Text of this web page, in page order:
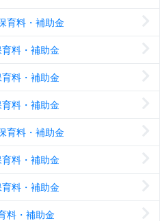
育料・補助金
料・補助金
料・補助金
料・補助金
育料・補助金
料・補助金
料・補助金
料・補助金